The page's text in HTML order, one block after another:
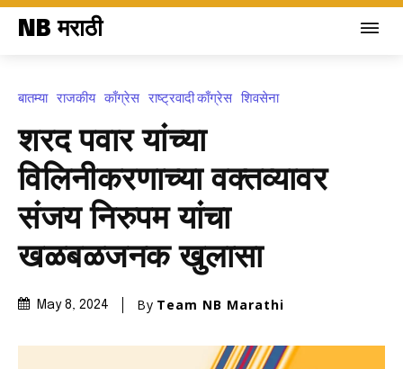
NB मराठी
बातम्या राजकीय काँग्रेस राष्ट्रवादी काँग्रेस शिवसेना
शरद पवार यांच्या
विलिनीकरणाच्या वक्तव्यावर
संजय निरुपम यांचा
खळबळजनक खुलासा
May 8, 2024 By Team NB Marathi